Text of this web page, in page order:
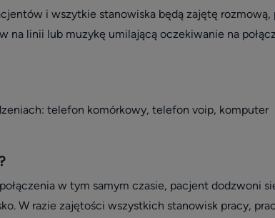
i wszytkie stanowiska będą zajętę rozmową,
linii lub muzykę umilającą oczekiwanie na
telefon komórkowy, telefon voip, komputer
w tym samym czasie, pacjent dodzwoni
W razie zajętości wszystkich stanowisk pracy,